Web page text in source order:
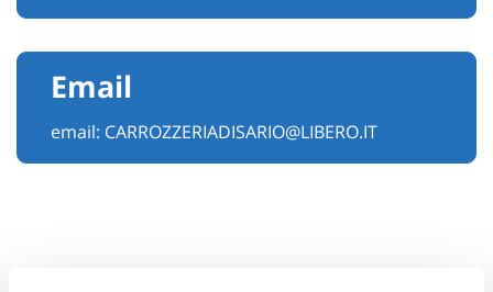
Email
email: CARROZZERIADISARIO@LIBERO.IT